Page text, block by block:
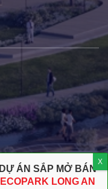
DỰ ÁN SẮP MỞ BÁN
ECOPARK LONG AN